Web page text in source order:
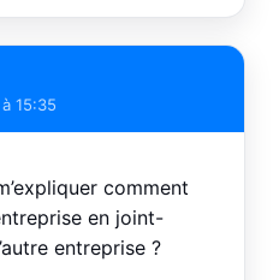
15:35
comment
en joint-
entreprise ?